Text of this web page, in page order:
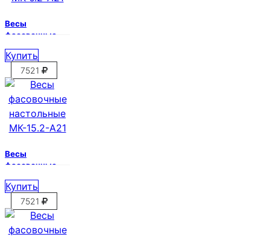
Весы
фасовочные
МК-6.2-А21
Купить
7521
Весы
фасовочные
МК-15.2-А21
Купить
7521